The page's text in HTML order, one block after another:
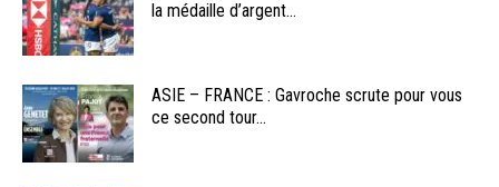
la médaille d’argent...
ASIE – FRANCE : Gavroche scrute pour vous
ce second tour...